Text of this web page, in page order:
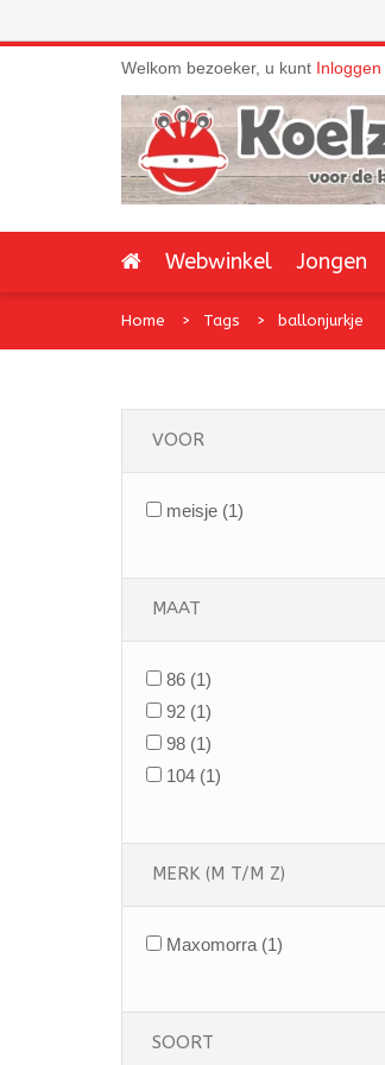
Welkom bezoeker, u kunt Inloggen
Webwinkel Jongen
Home Tags ballonjurkje
VOOR
meisje (1)
MAAT
86 (1)
92 (1)
98 (1)
104 (1)
MERK (M T/M Z)
Maxomorra (1)
SOORT